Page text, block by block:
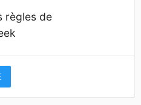
règles de